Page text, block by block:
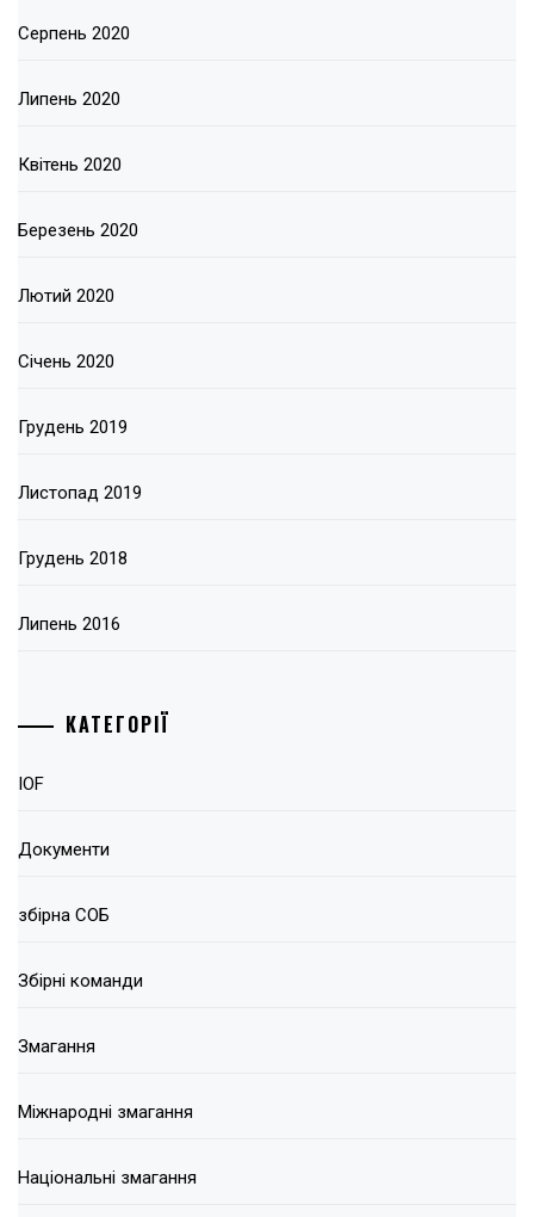
Серпень 2020
Липень 2020
Квітень 2020
Березень 2020
Лютий 2020
Січень 2020
Грудень 2019
Листопад 2019
Грудень 2018
Липень 2016
КАТЕГОРІЇ
IOF
Документи
збірна СОБ
Збірні команди
Змагання
Міжнародні змагання
Національні змагання